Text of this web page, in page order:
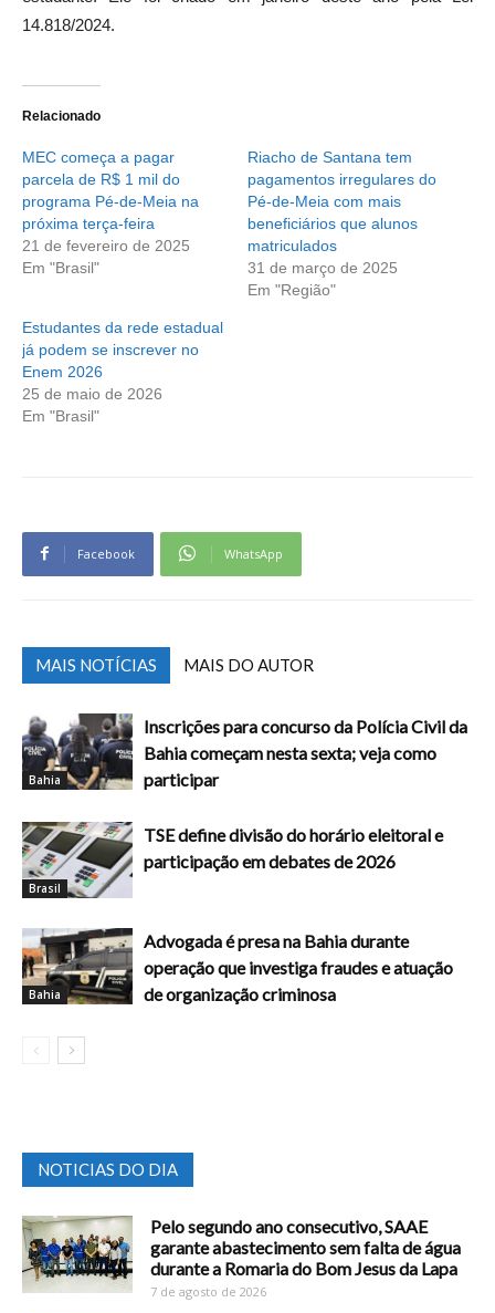
14.818/2024.
Relacionado
MEC começa a pagar
parcela de R$ 1 mil do
programa Pé-de-Meia na
próxima terça-feira
21 de fevereiro de 2025
Em "Brasil"
Riacho de Santana tem
pagamentos irregulares do
Pé-de-Meia com mais
beneficiários que alunos
matriculados
31 de março de 2025
Em "Região"
Estudantes da rede estadual
já podem se inscrever no
Enem 2026
25 de maio de 2026
Em "Brasil"
Facebook WhatsApp
MAIS NOTÍCIAS MAIS DO AUTOR
Bahia
Inscrições para concurso da Polícia Civil da
Bahia começam nesta sexta; veja como
participar
Brasil
TSE define divisão do horário eleitoral e
participação em debates de 2026
Bahia
Advogada é presa na Bahia durante
operação que investiga fraudes e atuação
de organização criminosa
NOTICIAS DO DIA
Pelo segundo ano consecutivo, SAAE
garante abastecimento sem falta de água
durante a Romaria do Bom Jesus da Lapa
7 de agosto de 2026